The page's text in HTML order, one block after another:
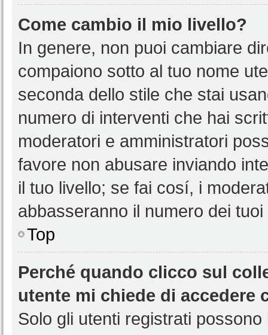
Come cambio il mio livello?
In genere, non puoi cambiare
compaiono sotto al tuo nome
seconda dello stile che stai
numero di interventi che hai
moderatori e amministratori
favore non abusare inviando
il tuo livello; se fai cosí, i
abbasseranno il numero dei
Top
Perché quando clicco sul
utente mi chiede di accedere
Solo gli utenti registrati